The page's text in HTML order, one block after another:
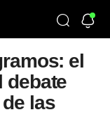
el
debate
las